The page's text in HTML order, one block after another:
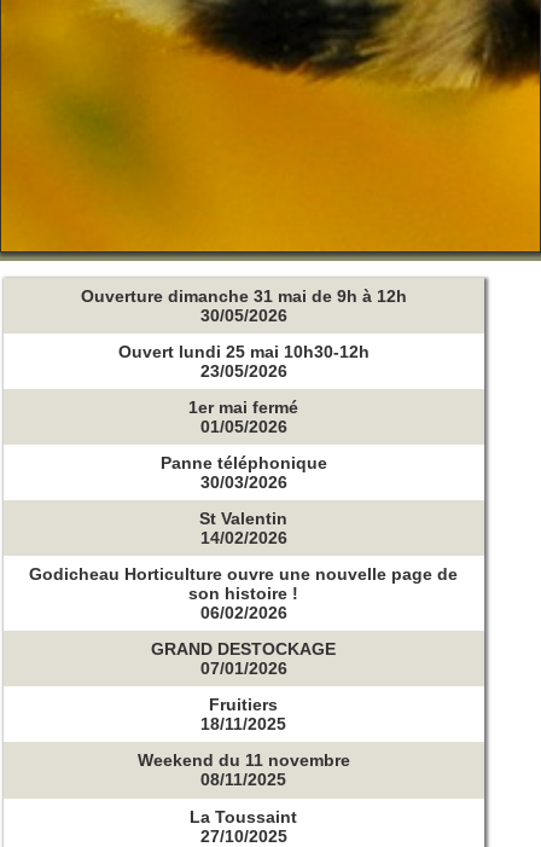
Ouverture dimanche 31 mai de 9h à 12h
30/05/2026
Ouvert lundi 25 mai 10h30-12h
23/05/2026
1er mai fermé
01/05/2026
Panne téléphonique
30/03/2026
St Valentin
14/02/2026
Godicheau Horticulture ouvre une nouvelle page de
son histoire !
06/02/2026
GRAND DESTOCKAGE
07/01/2026
Fruitiers
18/11/2025
Weekend du 11 novembre
08/11/2025
La Toussaint
27/10/2025